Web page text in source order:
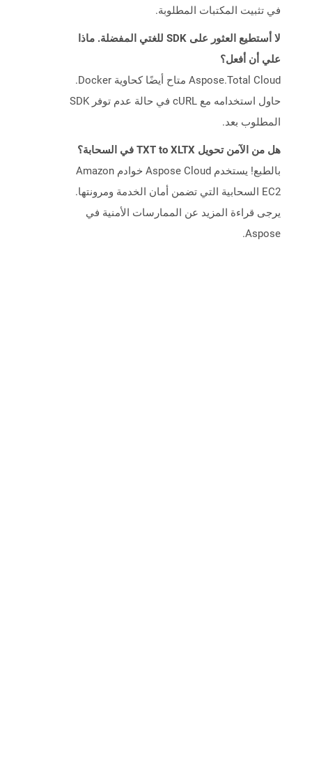
في تثبيت المكتبات المطلوبة.
لا أستطيع العثور على SDK للغتي المفضلة. ماذا
علي أن أفعل؟
Aspose.Total Cloud متاح أيضًا كحاوية Docker.
حاول استخدامه مع cURL في حالة عدم توفر SDK
المطلوب بعد.
هل من الآمن تحويل TXT to XLTX في السحابة؟
بالطبع! يستخدم Aspose Cloud خوادم Amazon
EC2 السحابية التي تضمن أمان الخدمة ومرونتها.
يرجى قراءة المزيد عن الممارسات الأمنية في
Aspose.